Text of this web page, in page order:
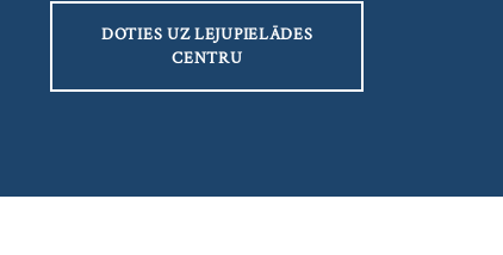
DOTIES UZ LEJUPIELĀDES
CENTRU